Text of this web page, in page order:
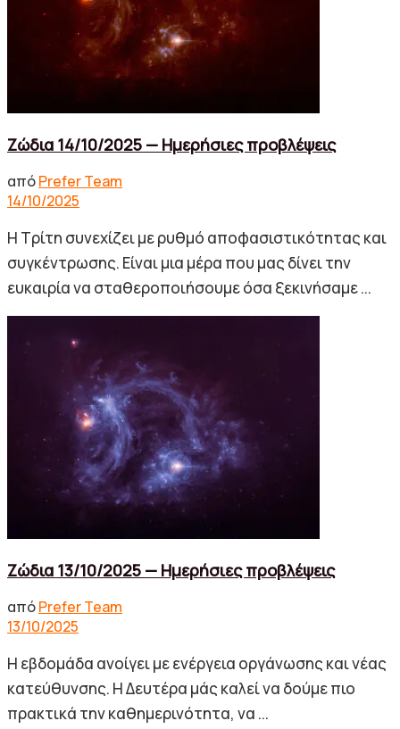
Ζώδια 14/10/2025 — Ημερήσιες προβλέψεις
απόPrefer Team
14/10/2025
Η Τρίτη συνεχίζει με ρυθμό αποφασιστικότητας και
συγκέντρωσης. Είναι μια μέρα που μας δίνει την
ευκαιρία να σταθεροποιήσουμε όσα ξεκινήσαμε ...
Ζώδια 13/10/2025 — Ημερήσιες προβλέψεις
απόPrefer Team
13/10/2025
Η εβδομάδα ανοίγει με ενέργεια οργάνωσης και νέας
κατεύθυνσης. Η Δευτέρα μάς καλεί να δούμε πιο
πρακτικά την καθημερινότητα, να ...